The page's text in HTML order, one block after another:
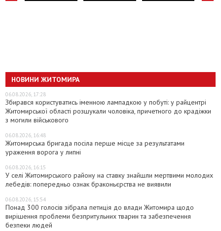
НОВИНИ ЖИТОМИРА
06.08.2026, 17:28
Збирався користуватись іменною лампадкою у побуті: у райцентрі
Житомирської області розшукали чоловіка, причетного до крадіжки
з могили військового
06.08.2026, 16:48
Житомирська бригада посіла перше місце за результатами
ураження ворога у липні
06.08.2026, 16:15
У селі Житомирського району на ставку знайшли мертвими молодих
лебедів: попередньо ознак браконьєрства не виявили
06.08.2026, 15:54
Понад 300 голосів зібрала петиція до влади Житомира щодо
вирішення проблеми безпритульних тварин та забезпечення
безпеки людей